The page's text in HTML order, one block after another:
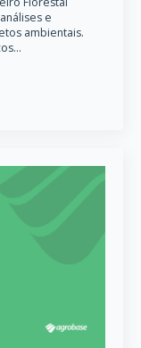
e
ambientais.